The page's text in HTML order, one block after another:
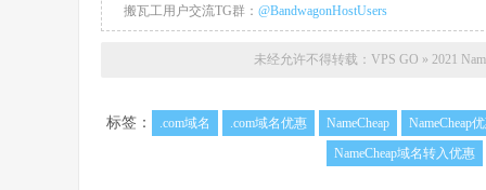
搬瓦工用户交流TG群： @BandwagonHostUsers
未经允许不得转载： VPS GO » 2021
标签： .com域名 .com域名优惠 NameCheap
NameCheap
NameCheap域名转入优惠